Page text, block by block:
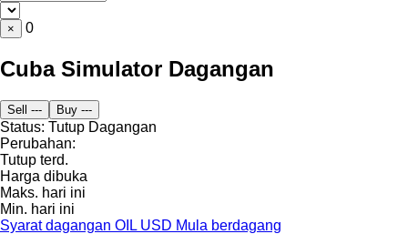
× 0
Cuba Simulator Dagangan
Sell --- Buy ---
Status: Tutup Dagangan
Perubahan:
Tutup terd.
Harga dibuka
Maks. hari ini
Min. hari ini
Syarat dagangan OIL USD Mula berdagang